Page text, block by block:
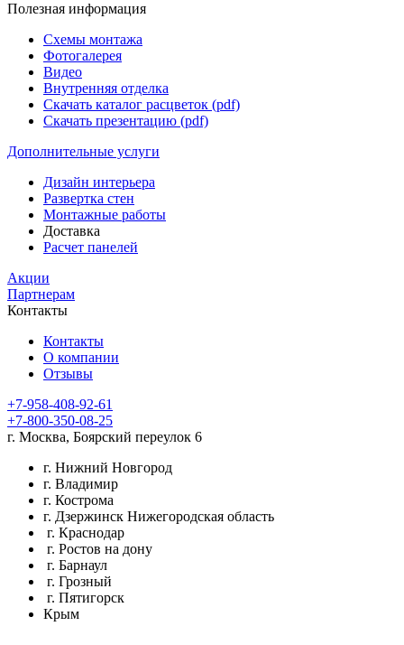
Полезная информация
Схемы монтажа
Фотогалерея
Видео
Внутренняя отделка
Скачать каталог расцветок (pdf)
Скачать презентацию (pdf)
Дополнительные услуги
Дизайн интерьера
Развертка стен
Монтажные работы
Доставка
Расчет панелей
Акции
Партнерам
Контакты
Контакты
О компании
Отзывы
+7-958-408-92-61
+7-800-350-08-25
г. Москва, Боярский переулок 6
г. Нижний Новгород
г. Владимир
г. Кострома
г. Дзержинск Нижегородская область
г. Краснодар
г. Ростов на дону
г. Барнаул
г. Грозный
г. Пятигорск
Крым